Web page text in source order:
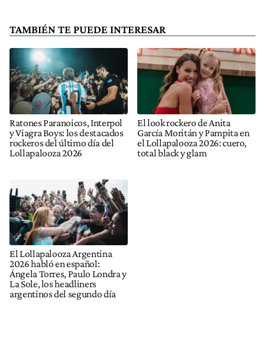
TAMBIÉN TE PUEDE INTERESAR
Ratones Paranoicos, Interpol
y Viagra Boys: los destacados
rockeros del último día del
Lollapalooza 2026
El look rockero de Anita
García Moritán y Pampita en
el Lollapalooza 2026: cuero,
total black y glam
El Lollapalooza Argentina
2026 habló en español:
Ángela Torres, Paulo Londra y
La Sole, los headliners
argentinos del segundo día